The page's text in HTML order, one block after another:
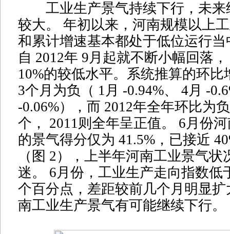
工业生产景气持续下行，未来
较大。 年初以来，河南规模以上
和累计增速基本都处于低位运行
自 2012年 9月起就不断小幅回落
10%的较低水平。系统推算的环比
3个月为负（ 1月 -0.94%、 4月 -
-0.06%），而 2012年全年环比为
个， 2011则全年呈正值。 6月份
的景气得分仅为 41.5%，已接近
（图 2），上半年河南工业景气状
迷。 6月份，工业生产走向指数低
个百分点，差距较前几个月明显
南工业生产景气有可能继续下行。